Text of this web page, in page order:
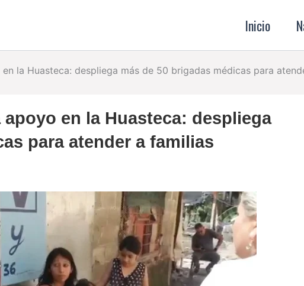
Inicio
la Huasteca: despliega más de 50 brigadas médicas para
en la Huasteca: despliega
para atender a familias